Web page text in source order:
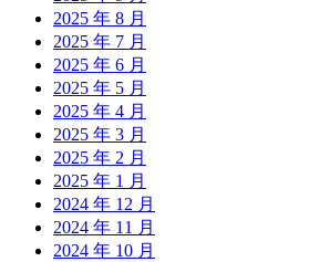
2025 年 8 月
2025 年 7 月
2025 年 6 月
2025 年 5 月
2025 年 4 月
2025 年 3 月
2025 年 2 月
2025 年 1 月
2024 年 12 月
2024 年 11 月
2024 年 10 月